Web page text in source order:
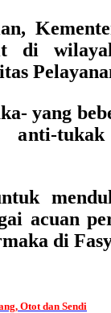
di
yang
tukak
acuan
di
Otot dan Sendi